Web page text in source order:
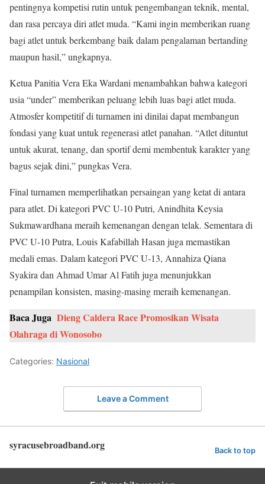
pentingnya kompetisi rutin untuk pengembangan teknik, mental,
dan rasa percaya diri atlet muda. “Kami ingin memberikan ruang
bagi atlet untuk berkembang baik dalam pengalaman bertanding
maupun hasil,” ungkapnya.
Ketua Panitia Vera Eka Wardani menambahkan bahwa kategori
usia “under” memberikan peluang lebih luas bagi atlet muda.
Atmosfer kompetitif di turnamen ini dinilai dapat membangun
fondasi yang kuat untuk regenerasi atlet panahan. “Atlet dituntut
untuk akurat, tenang, dan sportif demi membentuk karakter yang
bagus sejak dini,” pungkas Vera.
Final turnamen memperlihatkan persaingan yang ketat di antara
para atlet. Di kategori PVC U-10 Putri, Anindhita Keysia
Sukmawardhana meraih kemenangan dengan telak. Sementara di
PVC U-10 Putra, Louis Kafabillah Hasan juga memastikan
medali emas. Dalam kategori PVC U-13, Annahiza Qiana
Syakira dan Ahmad Umar Al Fatih juga menunjukkan
penampilan konsisten, masing-masing meraih kemenangan.
Baca Juga Dieng Caldera Race Promosikan Wisata
Olahraga di Wonosobo
Categories: Nasional
Leave a Comment
syracusebroadband.org Back to top